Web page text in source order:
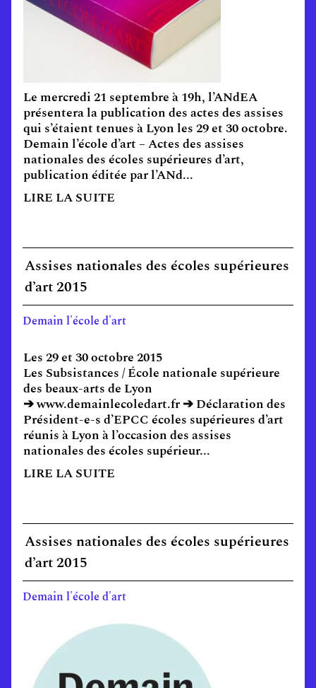
Le mercredi 21 septembre à 19h, l’ANdEA
présentera la publication des actes des assises
qui s’étaient tenues à Lyon les 29 et 30 octobre.
Demain l’école d’art – Actes des assises
nationales des écoles supérieures d’art,
publication éditée par l’ANd...
LIRE LA SUITE
Assises nationales des écoles supérieures
d’art 2015
Demain l'école d'art
Les 29 et 30 octobre 2015
Les Subsistances / École nationale supérieure
des beaux-arts de Lyon
➔ www.demainlecoledart.fr ➔ Déclaration des
Président-e-s d’EPCC écoles supérieures d’art
réunis à Lyon à l’occasion des assises
nationales des écoles supérieur...
LIRE LA SUITE
Assises nationales des écoles supérieures
d’art 2015
Demain l'école d'art